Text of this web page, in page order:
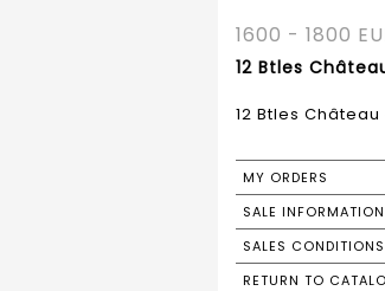
1600 - 1800
12 Btles
12 Btles
MY ORDERS
SALE INFORMATION
SALES CONDITIONS
RETURN TO